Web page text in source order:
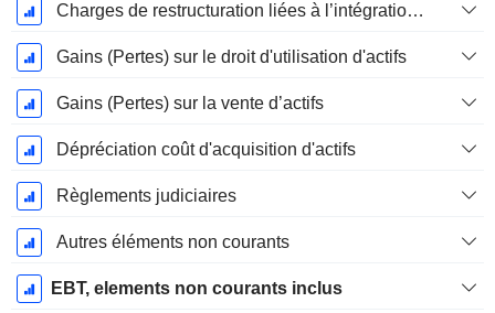
Charges de restructuration liées à l’intégration d’une nouvelle activité (Fusions, Acquisitions)
Gains (Pertes) sur le droit d'utilisation d'actifs
Gains (Pertes) sur la vente d’actifs
Dépréciation coût d'acquisition d'actifs
Règlements judiciaires
Autres éléments non courants
EBT, elements non courants inclus